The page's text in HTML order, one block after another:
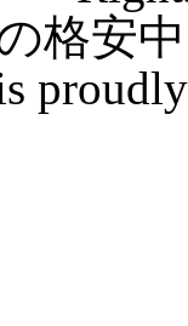
格安